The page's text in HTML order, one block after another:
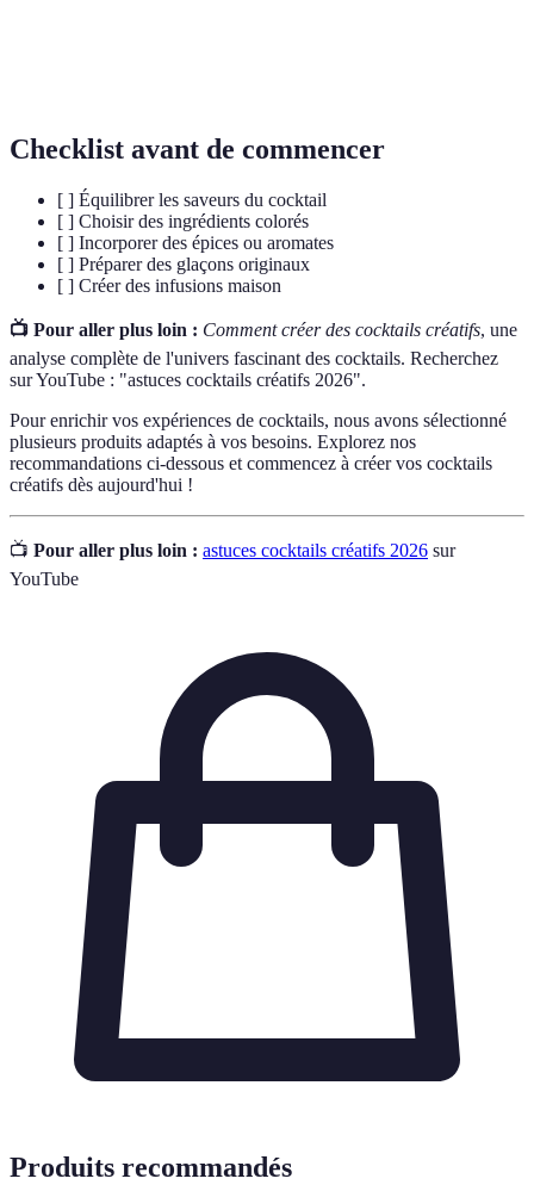
Checklist avant de commencer
[ ] Équilibrer les saveurs du cocktail
[ ] Choisir des ingrédients colorés
[ ] Incorporer des épices ou aromates
[ ] Préparer des glaçons originaux
[ ] Créer des infusions maison
📺 Pour aller plus loin : Comment créer des cocktails créatifs, une
analyse complète de l'univers fascinant des cocktails. Recherchez
sur YouTube : "astuces cocktails créatifs 2026".
Pour enrichir vos expériences de cocktails, nous avons sélectionné
plusieurs produits adaptés à vos besoins. Explorez nos
recommandations ci-dessous et commencez à créer vos cocktails
créatifs dès aujourd'hui !
📺 Pour aller plus loin : astuces cocktails créatifs 2026 sur
YouTube
Produits recommandés